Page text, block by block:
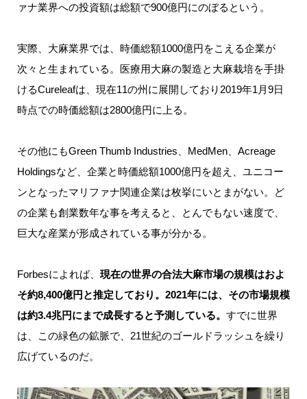
ァナ業界への投資額は総額で900億円にのぼるという。
実際、大麻業界では、時価総額1000億円をこえる企業が
次々と生まれている。医療用大麻の製造と大麻栽培を手掛
けるCureleafは、現在11の州に展開しており2019年1月9日
時点での時価総額は2800億円に上る。
その他にもGreen Thumb Industries、MedMen、Acreage
Holdingsなど、企業と時価総額1000億円を超え、ユニコー
ンとなったマリファナ関連企業は枚挙にいとまがない。ど
の企業も創業数年な事を考えると、とんでもない速度で、
巨大な産業が形成されている事が分かる。
Forbesによれば、 現在の世界の合法大麻市場の規模はおよ
そ約8,400億円と推定しており。2021年には、その市場規模
は約3.4兆円にまで成長すると予測している。 すでに世界
は、この緑色の鉱脈で、21世紀のゴールドラッシュを繰り
広げているのだ。